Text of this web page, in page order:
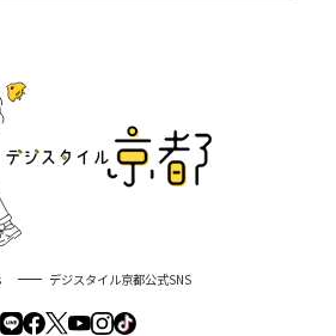
デジスタイル京都公式SNS